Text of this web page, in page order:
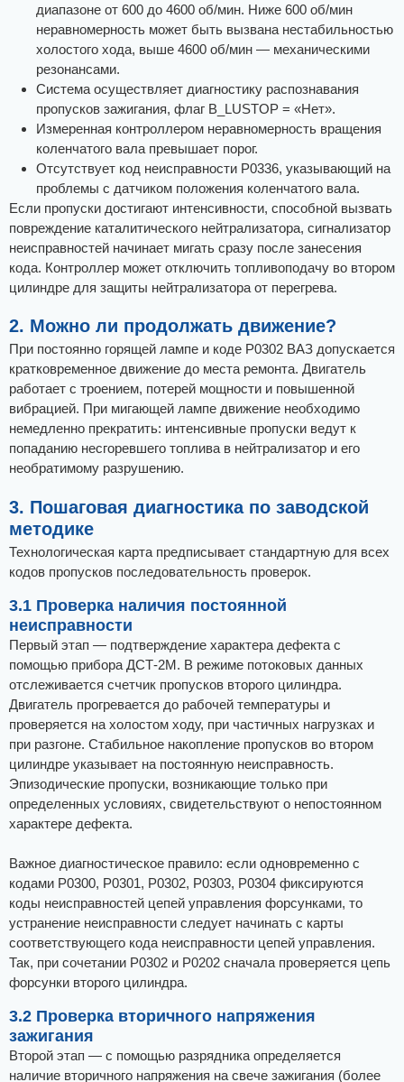
диапазоне от 600 до 4600 об/мин. Ниже 600 об/мин
неравномерность может быть вызвана нестабильностью
холостого хода, выше 4600 об/мин — механическими
резонансами.
Система осуществляет диагностику распознавания
пропусков зажигания, флаг B_LUSTOP = «Нет».
Измеренная контроллером неравномерность вращения
коленчатого вала превышает порог.
Отсутствует код неисправности Р0336, указывающий на
проблемы с датчиком положения коленчатого вала.
Если пропуски достигают интенсивности, способной вызвать
повреждение каталитического нейтрализатора, сигнализатор
неисправностей начинает мигать сразу после занесения
кода. Контроллер может отключить топливоподачу во втором
цилиндре для защиты нейтрализатора от перегрева.
2. Можно ли продолжать движение?
При постоянно горящей лампе и коде Р0302 ВАЗ допускается
кратковременное движение до места ремонта. Двигатель
работает с троением, потерей мощности и повышенной
вибрацией. При мигающей лампе движение необходимо
немедленно прекратить: интенсивные пропуски ведут к
попаданию несгоревшего топлива в нейтрализатор и его
необратимому разрушению.
3. Пошаговая диагностика по заводской
методике
Технологическая карта предписывает стандартную для всех
кодов пропусков последовательность проверок.
3.1 Проверка наличия постоянной
неисправности
Первый этап — подтверждение характера дефекта с
помощью прибора ДСТ-2М. В режиме потоковых данных
отслеживается счетчик пропусков второго цилиндра.
Двигатель прогревается до рабочей температуры и
проверяется на холостом ходу, при частичных нагрузках и
при разгоне. Стабильное накопление пропусков во втором
цилиндре указывает на постоянную неисправность.
Эпизодические пропуски, возникающие только при
определенных условиях, свидетельствуют о непостоянном
характере дефекта.
Важное диагностическое правило: если одновременно с
кодами Р0300, Р0301, Р0302, Р0303, Р0304 фиксируются
коды неисправностей цепей управления форсунками, то
устранение неисправности следует начинать с карты
соответствующего кода неисправности цепей управления.
Так, при сочетании Р0302 и Р0202 сначала проверяется цепь
форсунки второго цилиндра.
3.2 Проверка вторичного напряжения
зажигания
Второй этап — с помощью разрядника определяется
наличие вторичного напряжения на свече зажигания (более